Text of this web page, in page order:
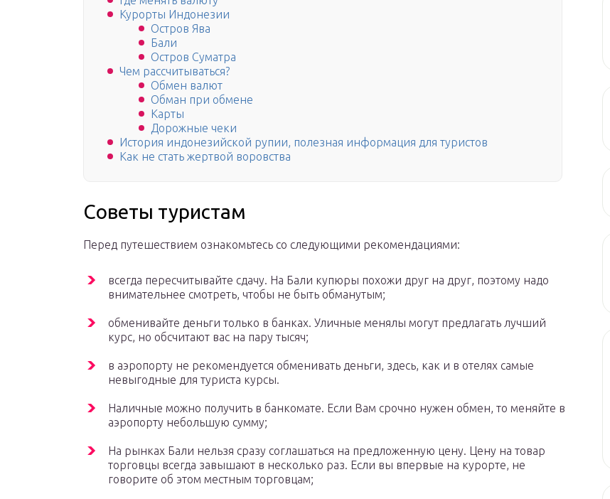
Курорты Индонезии
Остров Ява
Бали
Остров Суматра
Чем рассчитываться?
Обмен валют
Обман при обмене
Карты
Дорожные чеки
История индонезийской рупии, полезная информация для туристов
Как не стать жертвой воровства
Советы туристам
Перед путешествием ознакомьтесь со следующими рекомендациями:
всегда пересчитывайте сдачу. На Бали купюры похожи друг на друг, поэтому надо
внимательнее смотреть, чтобы не быть обманутым;
обменивайте деньги только в банках. Уличные менялы могут предлагать лучший
курс, но обсчитают вас на пару тысяч;
в аэропорту не рекомендуется обменивать деньги, здесь, как и в отелях самые
невыгодные для туриста курсы.
Наличные можно получить в банкомате. Если Вам срочно нужен обмен, то меняйте в
аэропорту небольшую сумму;
На рынках Бали нельзя сразу соглашаться на предложенную цену. Цену на товар
торговцы всегда завышают в несколько раз. Если вы впервые на курорте, не
говорите об этом местным торговцам;